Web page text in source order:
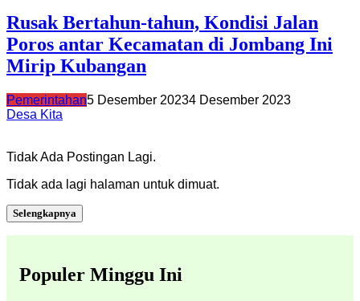
Rusak Bertahun-tahun, Kondisi Jalan
Poros antar Kecamatan di Jombang Ini
Mirip Kubangan
Pemerintahan5 Desember 20234 Desember 2023
Desa Kita
Tidak Ada Postingan Lagi.
Tidak ada lagi halaman untuk dimuat.
Selengkapnya
Populer Minggu Ini